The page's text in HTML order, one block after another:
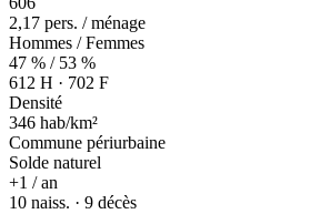
2,17 pers. / ménage
Hommes / Femmes
47 % / 53 %
612 H · 702 F
Densité
346 hab/km²
Commune périurbaine
Solde naturel
+1 / an
10 naiss. · 9 décès